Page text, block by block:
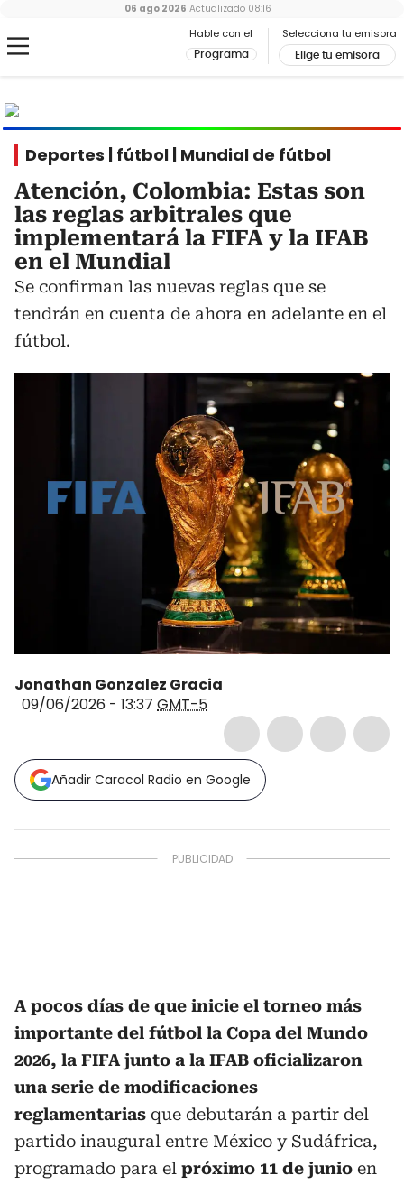
Hable con el
Programa
Selecciona tu emisora
Elige tu emisora
06 ago 2026 Actualizado 08:16
Deportes | fútbol | Mundial de fútbol
Atención, Colombia: Estas son
las reglas arbitrales que
implementará la FIFA y la IFAB
en el Mundial
Se confirman las nuevas reglas que se
tendrán en cuenta de ahora en adelante en el
fútbol.
Jonathan Gonzalez Gracia
09/06/2026 - 13:37 GMT-5
Añadir Caracol Radio en Google
A pocos días de que inicie el torneo más
importante del fútbol la Copa del Mundo
2026, la FIFA junto a la IFAB oficializaron
una serie de modificaciones
reglamentarias que debutarán a partir del
partido inaugural entre México y Sudáfrica,
programado para el próximo 11 de junio en